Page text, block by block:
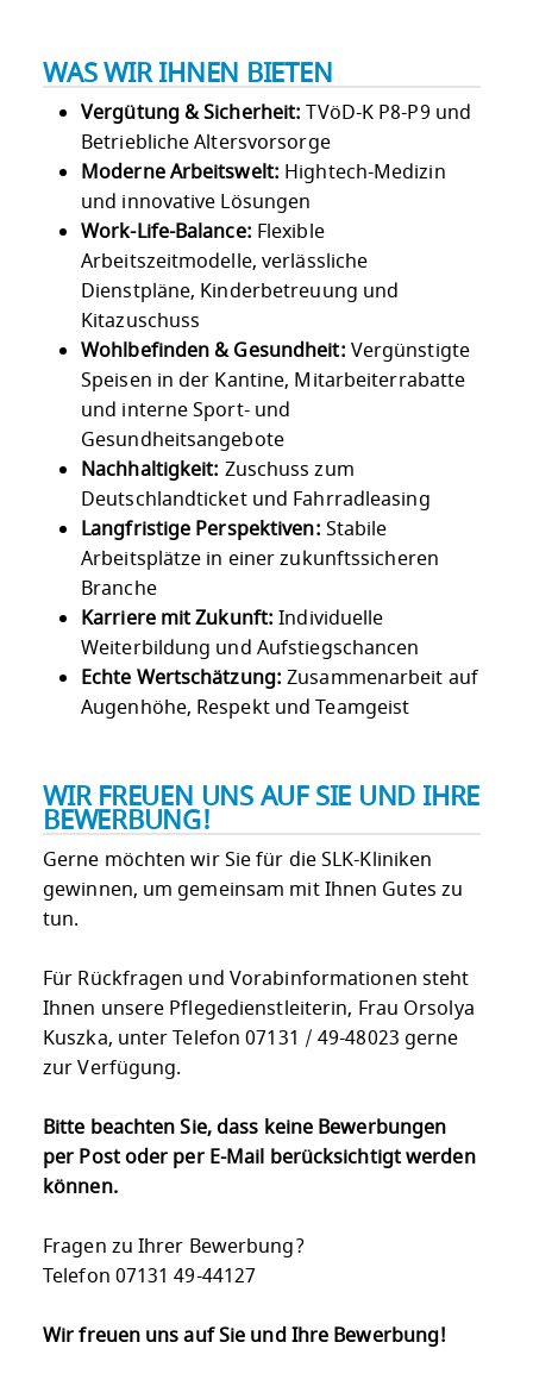
WAS WIR IHNEN BIETEN
Vergütung & Sicherheit: TVöD-K P8-P9 und
Betriebliche Altersvorsorge
Moderne Arbeitswelt: Hightech-Medizin
und innovative Lösungen
Work-Life-Balance: Flexible
Arbeitszeitmodelle, verlässliche
Dienstpläne, Kinderbetreuung und
Kitazuschuss
Wohlbefinden & Gesundheit: Vergünstigte
Speisen in der Kantine, Mitarbeiterrabatte
und interne Sport- und
Gesundheitsangebote
Nachhaltigkeit: Zuschuss zum
Deutschlandticket und Fahrradleasing
Langfristige Perspektiven: Stabile
Arbeitsplätze in einer zukunftssicheren
Branche
Karriere mit Zukunft: Individuelle
Weiterbildung und Aufstiegschancen
Echte Wertschätzung: Zusammenarbeit auf
Augenhöhe, Respekt und Teamgeist
WIR FREUEN UNS AUF SIE UND IHRE
BEWERBUNG!
Gerne möchten wir Sie für die SLK-Kliniken
gewinnen, um gemeinsam mit Ihnen Gutes zu
tun.
Für Rückfragen und Vorabinformationen steht
Ihnen unsere Pflegedienstleiterin, Frau Orsolya
Kuszka, unter Telefon 07131 / 49-48023 gerne
zur Verfügung.
Bitte beachten Sie, dass keine Bewerbungen
per Post oder per E-Mail berücksichtigt werden
können.
Fragen zu Ihrer Bewerbung?
Telefon 07131 49-44127
Wir freuen uns auf Sie und Ihre Bewerbung!